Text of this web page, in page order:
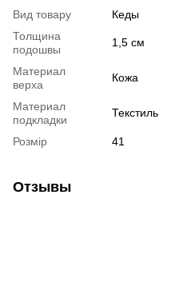
Вид товару
Кеды
Толщина
подошвы
1,5 см
Материал
верха
Кожа
Материал
подкладки
Текстиль
Розмір 41
Отзывы